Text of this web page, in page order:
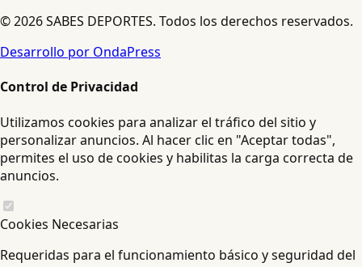
© 2026 SABES DEPORTES. Todos los derechos reservados.
Desarrollo por OndaPress
Control de Privacidad
Utilizamos cookies para analizar el tráfico del sitio y
personalizar anuncios. Al hacer clic en "Aceptar todas",
permites el uso de cookies y habilitas la carga correcta de
anuncios.
Cookies Necesarias
Requeridas para el funcionamiento básico y seguridad del